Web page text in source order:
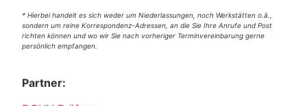
* Hierbei handelt es sich weder um Niederlassungen, noch Werkstätten o.ä.,
sondern um reine Korrespondenz-Adressen, an die Sie Ihre Anrufe und Post
richten können und wo wir Sie nach vorheriger Terminvereinbarung gerne
persönlich empfangen.
Partner: